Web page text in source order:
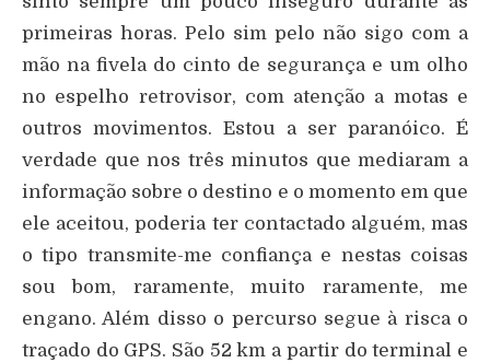
primeiras horas. Pelo sim pelo não sigo com a
mão na fivela do cinto de segurança e um olho
no espelho retrovisor, com atenção a motas e
outros movimentos. Estou a ser paranóico. É
verdade que nos três minutos que mediaram a
informação sobre o destino e o momento em que
ele aceitou, poderia ter contactado alguém, mas
o tipo transmite-me confiança e nestas coisas
sou bom, raramente, muito raramente, me
engano. Além disso o percurso segue à risca o
traçado do GPS. São 52 km a partir do terminal e